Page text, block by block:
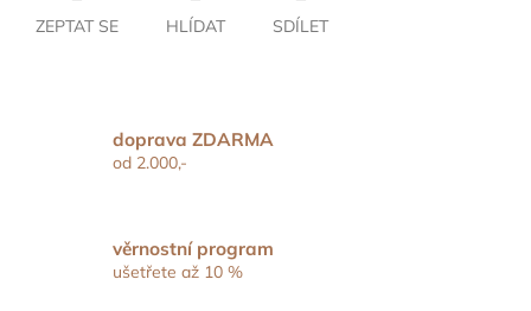
ZEPTAT SE HLÍDAT SDÍLET
doprava ZDARMA
od 2.000,-
věrnostní program
ušetřete až 10 %